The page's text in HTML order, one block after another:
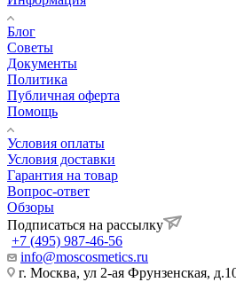
Блог
Советы
Документы
Политика
Публичная оферта
Помощь
Условия оплаты
Условия доставки
Гарантия на товар
Вопрос-ответ
Обзоры
Подписаться на рассылку
+7 (495) 987-46-56
info@moscosmetics.ru
г. Москва, ул 2-ая Фрунзенская,